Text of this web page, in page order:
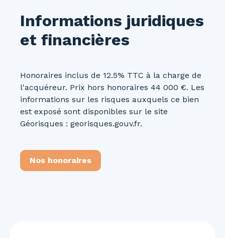
Informations juridiques
et financières
Honoraires inclus de 12.5% TTC à la charge de
l'acquéreur. Prix hors honoraires 44 000 €. Les
informations sur les risques auxquels ce bien
est exposé sont disponibles sur le site
Géorisques : georisques.gouv.fr.
Nos honoraires